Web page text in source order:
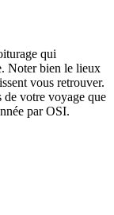
qui
Noter bien le lieux
vous retrouver.
de votre voyage que
par OSI.